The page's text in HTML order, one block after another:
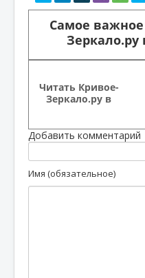
Самое
Зеркало.ру
Читать Кривое-
Зеркало.ру в
Добавить комментарий
Имя (обязательное)